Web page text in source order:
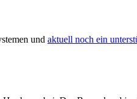
und aktuell noch ein